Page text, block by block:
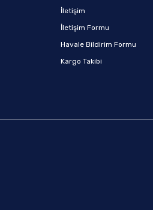
İletişim
İletişim Formu
Havale Bildirim Formu
Kargo Takibi